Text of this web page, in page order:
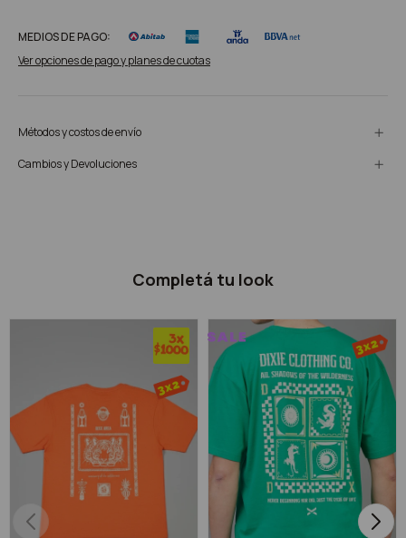
MEDIOS DE PAGO:
Ver opciones de pago y planes de cuotas
Métodos y costos de envío
Cambios y Devoluciones
Completá tu look